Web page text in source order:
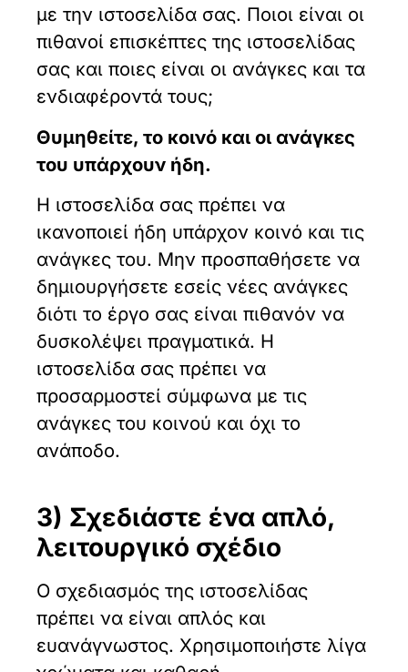
με την ιστοσελίδα σας. Ποιοι είναι οι
πιθανοί επισκέπτες της ιστοσελίδας
σας και ποιες είναι οι ανάγκες και τα
ενδιαφέροντά τους;
Θυμηθείτε, το κοινό και οι ανάγκες
του υπάρχουν ήδη.
Η ιστοσελίδα σας πρέπει να
ικανοποιεί ήδη υπάρχον κοινό και τις
ανάγκες του. Μην προσπαθήσετε να
δημιουργήσετε εσείς νέες ανάγκες
διότι το έργο σας είναι πιθανόν να
δυσκολέψει πραγματικά. Η
ιστοσελίδα σας πρέπει να
προσαρμοστεί σύμφωνα με τις
ανάγκες του κοινού και όχι το
ανάποδο.
3) Σχεδιάστε ένα απλό,
λειτουργικό σχέδιο
Ο σχεδιασμός της ιστοσελίδας
πρέπει να είναι απλός και
ευανάγνωστος. Χρησιμοποιήστε λίγα